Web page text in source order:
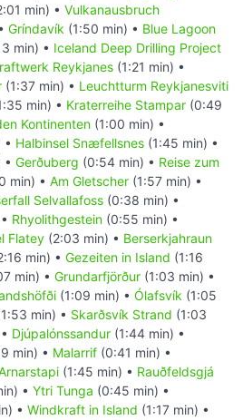
min) • Vulkanausbruch
Gríndavík (1:50 min) • Blue Lagoon
min) • Iceland Deep Drilling Project
Reykjanes (1:21 min) •
(1:37 min) • Leuchtturm Reykjanesviti
min) • Kraterreihe Stampar (0:49
Kontinenten (1:00 min) •
• Halbinsel Snæfellsnes (1:45 min) •
• Gerðuberg (0:54 min) • Reise zum
min) • Am Gletscher (1:57 min) •
Selvallafoss (0:38 min) •
Rhyolithgestein (0:55 min) •
Flatey (2:03 min) • Berserkjahraun
min) • Gezeiten in Island (1:16
min) • Grundarfjörður (1:03 min) •
(1:09 min) • Ólafsvík (1:05
min) • Skarðsvík Strand (1:03
Djúpalónssandur (1:44 min) •
min) • Malarrif (0:41 min) •
(1:45 min) • Rauðfeldsgjá
• Ytri Tunga (0:45 min) •
• Windkraft in Island (1:17 min) •